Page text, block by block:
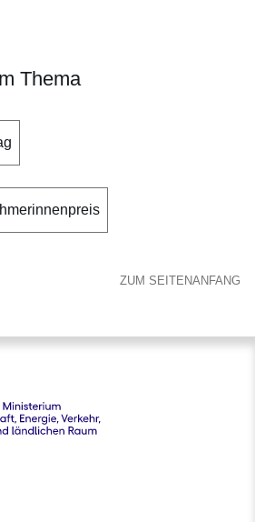
Thema
ZUM SEITENANFANG
Ministerium für Wirtschaft, Energie,